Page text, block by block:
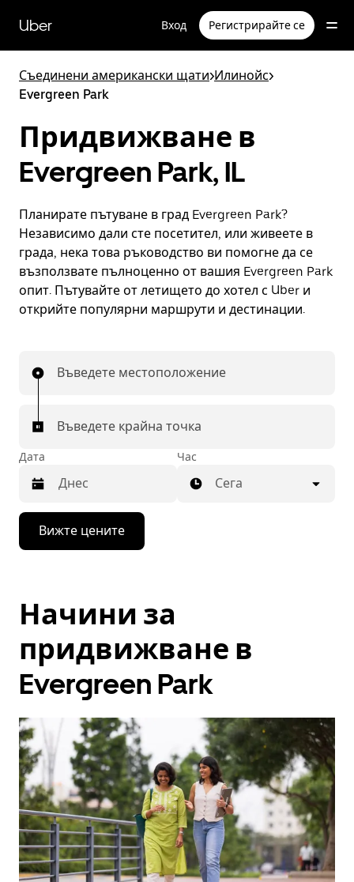
към
основното
съдържание
Uber Вход Регистрирайте се
Съединени американски щати>Илинойс>
Evergreen Park
Придвижване в
Evergreen Park, IL
Планирате пътуване в град Evergreen Park?
Независимо дали сте посетител, или живеете в
града, нека това ръководство ви помогне да се
възползвате пълноценно от вашия Evergreen Park
опит. Пътувайте от летището до хотел с Uber и
открийте популярни маршрути и дестинации.
Въведете местоположение
Въведете крайна точка
Дата
Натиснете
бутона
със
да
използвате
и
изберете
дата.
бутона
Escape,
за
да
затворите
календара.
Час
Сега
Вижте цените
Начини за
придвижване в
Evergreen Park